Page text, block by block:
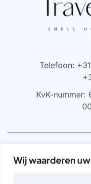
Wij waarderen
Telefoon:
KvK-nummer: